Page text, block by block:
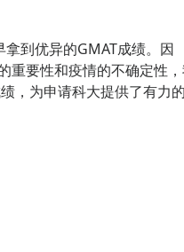
到优异的GMAT成绩。因
重要性和疫情的不确定性
，为申请科大提供了有力